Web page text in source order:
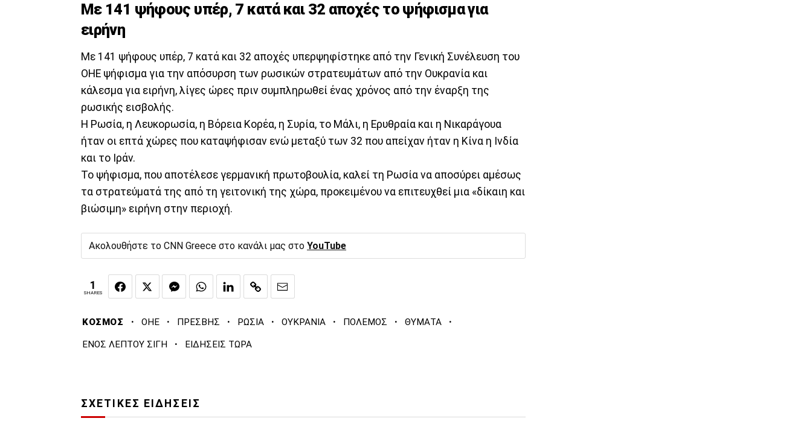
Με 141 ψήφους υπέρ, 7 κατά και 32 αποχές το ψήφισμα για
ειρήνη
Με 141 ψήφους υπέρ, 7 κατά και 32 αποχές υπερψηφίστηκε από την Γενική Συνέλευση του
ΟΗΕ ψήφισμα για την απόσυρση των ρωσικών στρατευμάτων από την Ουκρανία και
κάλεσμα για ειρήνη, λίγες ώρες πριν συμπληρωθεί ένας χρόνος από την έναρξη της
ρωσικής εισβολής.
Η Ρωσία, η Λευκορωσία, η Βόρεια Κορέα, η Συρία, το Μάλι, η Ερυθραία και η Νικαράγουα
ήταν οι επτά χώρες που καταψήφισαν ενώ μεταξύ των 32 που απείχαν ήταν η Κίνα η Ινδία
και το Ιράν.
Το ψήφισμα, που αποτέλεσε γερμανική πρωτοβουλία, καλεί τη Ρωσία να αποσύρει αμέσως
τα στρατεύματά της από τη γειτονική της χώρα, προκειμένου να επιτευχθεί μια «δίκαιη και
βιώσιμη» ειρήνη στην περιοχή.
Ακολουθήστε το CNN Greece στο κανάλι μας στο YouTube
1
SHARES
ΚΟΣΜΟΣ · ΟΗΕ · ΠΡΕΣΒΗΣ · ΡΩΣΙΑ · ΟΥΚΡΑΝΙΑ · ΠΟΛΕΜΟΣ · ΘΥΜΑΤΑ ·
ΕΝΟΣ ΛΕΠΤΟΥ ΣΙΓΗ · ΕΙΔΗΣΕΙΣ ΤΩΡΑ
ΣΧΕΤΙΚΕΣ ΕΙΔΗΣΕΙΣ